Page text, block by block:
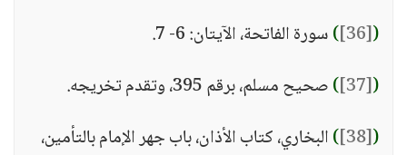
(
[36]
)سورة الفاتحة، الآيتان: 6- 7.
(
[37]
)صحيح مسلم، برقم 395، وتقدم تخريجه.
(
[38]
)البخاري، كتاب الأذان، باب جهر الإمام بالتأمين،